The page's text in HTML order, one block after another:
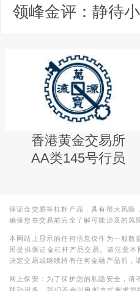
香港黄金交易所
AA类145号行员
保证金交易等杠杆产品，具有很大风险
确保您在交易前完全了解可能涉及的风
本网站上显示的任何信息仅作为一般数
民提供保证金杠杆产品交易。请注意
决定交易或继续持有任何金融产品前，
网上保安：为了保护您的私隐安全，